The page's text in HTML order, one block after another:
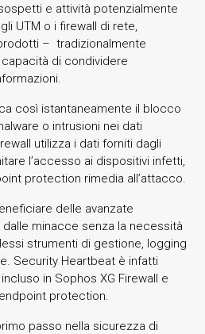
e attività potenzialmente
UTM o i firewall di rete,
– tradizionalmente
di condividere
così istantaneamente il blocco
o intrusioni nei dati
utilizza i dati forniti dagli
l’accesso ai dispositivi infetti,
protection rimedia all’attacco.
delle avanzate
minacce senza la necessità
strumenti di gestione, logging
Security Heartbeat è infatti
in Sophos XG Firewall e
protection.
passo nella sicurezza di